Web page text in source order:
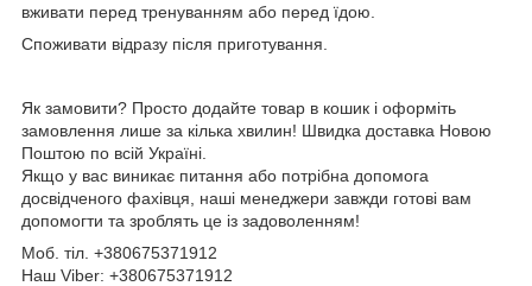
вживати перед тренуванням або перед їдою.
Споживати відразу після приготування.
Як замовити? Просто додайте товар в кошик і оформіть
замовлення лише за кілька хвилин! Швидка доставка Новою
Поштою по всій Україні.
Якщо у вас виникає питання або потрібна допомога
досвідченого фахівця, наші менеджери завжди готові вам
допомогти та зроблять це із задоволенням!
Моб. тіл. +380675371912
Наш Viber: +380675371912